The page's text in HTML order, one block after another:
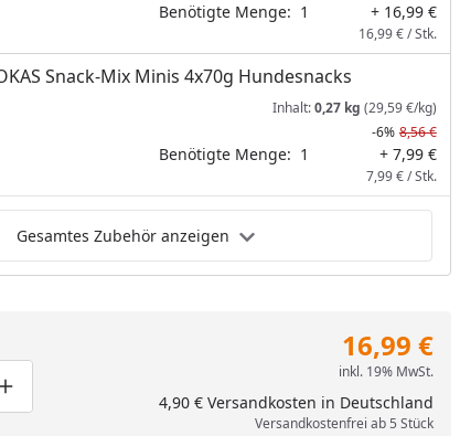
Benötigte Menge: 1 + 16,99 €
16,99 € / Stk.
Snack-Mix Minis 4x70g Hundesnacks
Inhalt:0,27 kg (29,59 €/kg)
-6% 8,56 €
Benötigte Menge: 1 + 7,99 €
7,99 € / Stk.
Gesamtes Zubehör anzeigen
eins verringern
manuell eingeben
Produktmenge um eins erhöhen
16,99 €
inkl. 19% MwSt.
4,90 € Versandkosten in Deutschland
Versandkostenfrei ab 5 Stück